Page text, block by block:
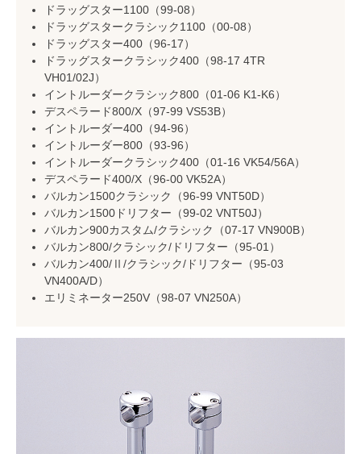
ドラッグスター1100（99-08）
ドラッグスタークラシック1100（00-08）
ドラッグスター400（96-17）
ドラッグスタークラシック400（98-17 4TR
VH01/02J）
イントルーダークラシック800（01-06 K1-K6）
デスペラード800/X（97-99 VS53B）
イントルーダー400（94-96）
イントルーダー800（93-96）
イントルーダークラシック400（01-16 VK54/56A）
デスペラード400/X（96-00 VK52A）
バルカン1500クラシック（96-99 VNT50D）
バルカン1500ドリフター（99-02 VNT50J）
バルカン900カスタム/クラシック（07-17 VN900B）
バルカン800/クラシック/ドリフター（95-01）
バルカン400/Ⅱ/クラシック/ドリフター（95-03
VN400A/D）
エリミネーター250V（98-07 VN250A）